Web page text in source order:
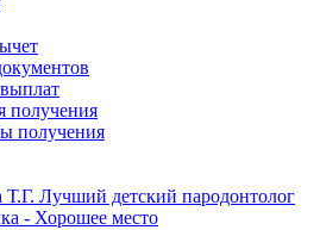
получения
получения
Лучший детский пародонтолог
- Хорошее место